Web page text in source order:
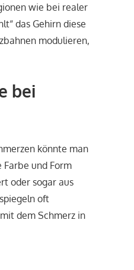
wie bei realer
das Gehirn diese
modulieren,
bei
könnte man
und Form
oder sogar aus
oft
dem Schmerz in